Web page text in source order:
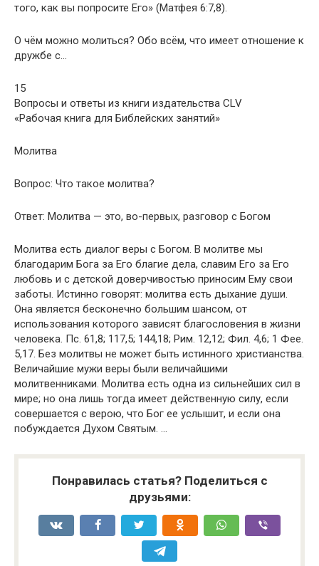
того, как вы попросите Его» (Матфея 6:7,8).
О чём можно молиться? Обо всём, что имеет отношение к
дружбе с…
15
Вопросы и ответы из книги издательства CLV
«Рабочая книга для Библейских занятий»
Молитва
Вопрос: Что такое молитва?
Ответ: Молитва — это, во-первых, разговор с Богом
Молитва есть диалог веры с Богом. В молитве мы
благодарим Бога за Его благие дела, славим Его за Его
любовь и с детской доверчивостью приносим Ему свои
заботы. Истинно говорят: молитва есть дыхание души.
Она является бесконечно большим шансом, от
использования которого зависят благословения в жизни
человека. Пс. 61,8; 117,5; 144,18; Рим. 12,12; Фил. 4,6; 1 Фее.
5,17. Без молитвы не может быть истинного христианства.
Величайшие мужи веры были величайшими
молитвенниками. Молитва есть одна из сильнейших сил в
мире; но она лишь тогда имеет действенную силу, если
совершается с верою, что Бог ее услышит, и если она
побуждается Духом Святым. …
Понравилась статья? Поделиться с
друзьями: